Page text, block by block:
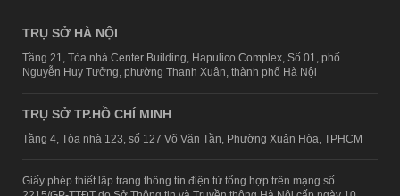
TRỤ SỞ HÀ NỘI
Tầng 21, Tòa nhà Center Building, Hapulico Complex, Số 01, phố
Nguyễn Huy Tưởng, phường Thanh Xuân, thành phố Hà Nội
TRỤ SỞ TP.HỒ CHÍ MINH
Tầng 4, Tòa nhà 123, số 127 Võ Văn Tần, Phường Xuân Hòa, TPHCM
Giấy phép thiết lập trang thông tin điện tử tổng hợp trên mạng số